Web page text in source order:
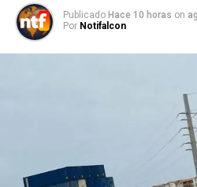
Publicado Hace 10 horas on
Por Notifalcon